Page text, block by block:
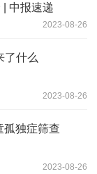
中报速递
2023-08-26
了什么
2023-08-26
孤独症筛查
2023-08-26